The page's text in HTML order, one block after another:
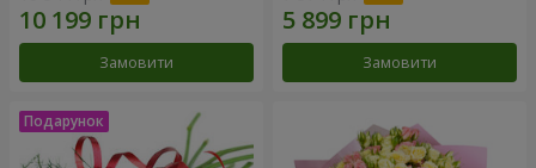
Замовити Замовити